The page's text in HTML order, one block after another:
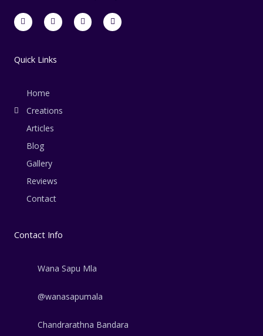
F
a
c
o
o
T
w
i
e
r
L
i
n
E
n
v
Quick Links
Home
Creations
Articles
Blog
Gallery
Reviews
Contact
Contact Info
Wana Sapu Mla
@wanasapumala
Chandrarathna Bandara